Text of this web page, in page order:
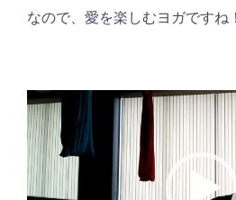
なので、愛を楽しむヨガですね！
動
画
プ
レ